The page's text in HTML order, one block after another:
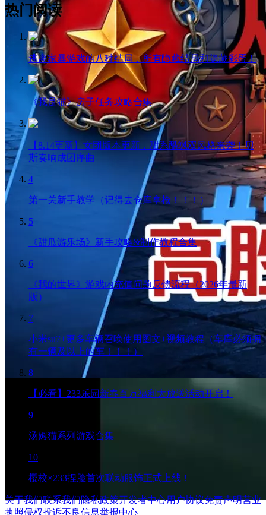
热门阅读
逃离家暴游戏的八种结局，所有隐藏结局和隐藏彩蛋！
《我是猫》房子任务攻略合集
【8.14更新】女团版本更新，甜系酷飒双风格来袭！贝
斯奏响成团序曲
4
第一关新手教学（记得去仓库拿枪！！！）
5
《甜瓜游乐场》新手攻略&制作教程合集
6
《我的世界》游戏内充值问题反馈流程（2026年最新
版）
7
小米su7+更多车辆召唤使用图文+视频教程（车库必须拥
有一辆及以上的车！！！）
8
【必看】233乐园新春百万福利大放送活动开启！
9
汤姆猫系列游戏合集
10
樱校×233捏脸首次联动服饰正式上线！
关于我们联系我们隐私政策开发者中心用户协议免责声明营业
执照侵权投诉不良信息举报中心